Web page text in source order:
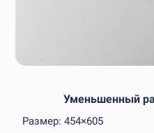
Уменьшенный
Размер: 454×605